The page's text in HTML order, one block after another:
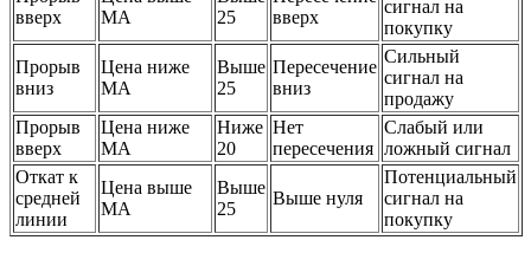
вверх
MA
25
вверх
сигнал на
покупку
Прорыв
вниз
Цена ниже
MA
Выше
25
Пересечение
вниз
Сильный
сигнал на
продажу
Прорыв
вверх
Цена ниже
MA
Ниже
20
Нет
пересечения
Слабый или
ложный сигнал
Откат к
средней
линии
Цена выше
MA
Выше
25
Выше нуля
Потенциальный
сигнал на
покупку